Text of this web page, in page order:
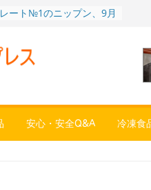
ート№1のニップン、9月
ょざ・ぎょざお”POPUP
にご挨拶、新作”れいと
知る
」復刻発売中
た大盛！水から簡単レン
安心・安全Q&A 冷凍食